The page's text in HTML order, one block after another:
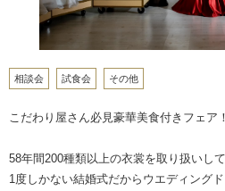
相談会 試食会 その他
こだわり屋さん必見豪華美食付きフェア！
58年間200種類以上の衣裳を取り扱いし
1度しかない結婚式だからウエディング